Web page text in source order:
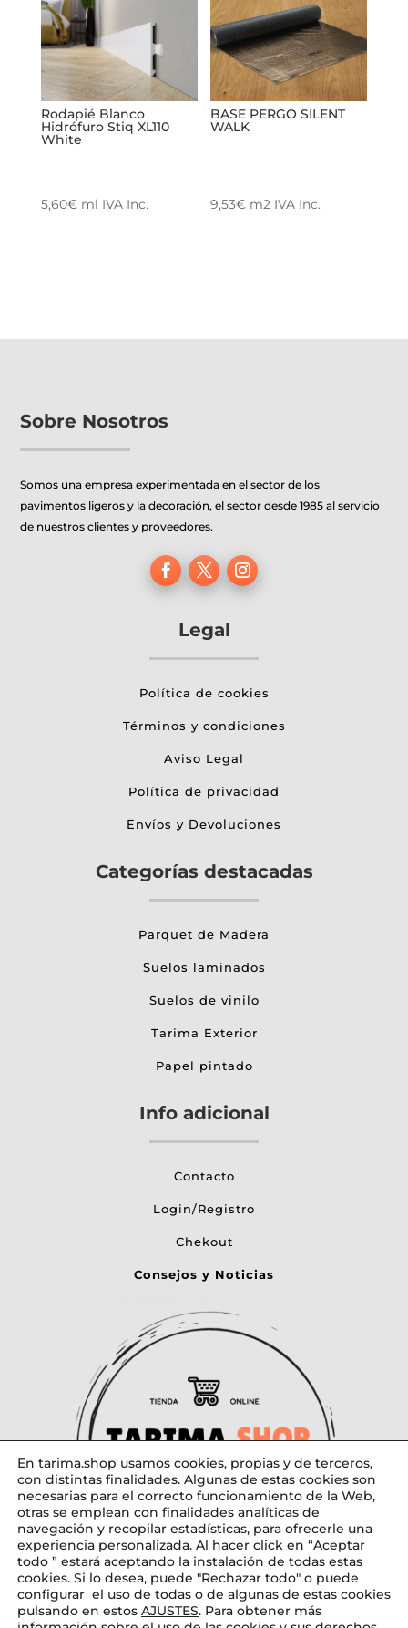
Rodapié Blanco
Hidrófuro Stiq XL110
White
5,60€ml IVA Inc.
BASE PERGO SILENT
WALK
9,53€ m2 IVA Inc.
Sobre Nosotros
Somos una empresa experimentada en el sector de los
pavimentos ligeros y la decoración, el sector desde 1985 al servicio
de nuestros clientes y proveedores.
Legal
Política de cookies
Términos y condiciones
Aviso Legal
Política de privacidad
Envíos y Devoluciones
Categorías destacadas
Parquet de Madera
Suelos laminados
Suelos de vinilo
Tarima Exterior
Papel pintado
Info adicional
Contacto
Login/Registro
Chekout
Consejos y Noticias
Diseñado por tarima.shop
En tarima.shop usamos cookies, propias y de terceros,
con distintas finalidades. Algunas de estas cookies son
necesarias para el correcto funcionamiento de la Web,
otras se emplean con finalidades analíticas de
navegación y recopilar estadísticas, para ofrecerle una
experiencia personalizada. Al hacer click en “Aceptar
todo ” estará aceptando la instalación de todas estas
cookies. Si lo desea, puede "Rechazar todo" o puede
configurar el uso de todas o de algunas de estas cookies
pulsando en estos AJUSTES. Para obtener más